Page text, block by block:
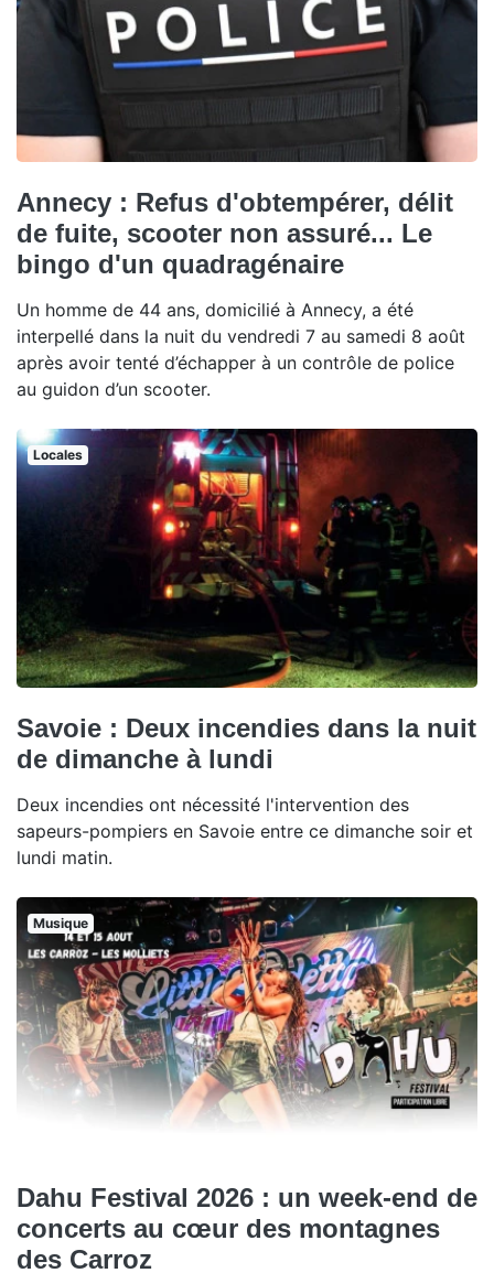
Annecy : Refus d'obtempérer, délit
de fuite, scooter non assuré... Le
bingo d'un quadragénaire
Un homme de 44 ans, domicilié à Annecy, a été
interpellé dans la nuit du vendredi 7 au samedi 8 août
après avoir tenté d’échapper à un contrôle de police
au guidon d’un scooter.
Locales
Savoie : Deux incendies dans la nuit
de dimanche à lundi
Deux incendies ont nécessité l'intervention des
sapeurs-pompiers en Savoie entre ce dimanche soir et
lundi matin.
Musique
Dahu Festival 2026 : un week-end de
concerts au cœur des montagnes
des Carroz